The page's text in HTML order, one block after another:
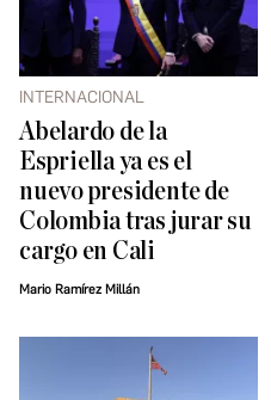
INTERNACIONAL
Abelardo de la
Espriella ya es el
nuevo presidente de
Colombia tras jurar su
cargo en Cali
Mario Ramírez Millán